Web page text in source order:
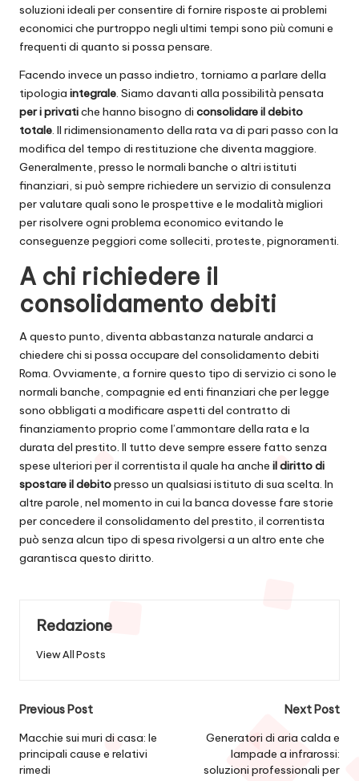
soluzioni ideali per consentire di fornire risposte ai problemi
economici che purtroppo negli ultimi tempi sono più comuni e
frequenti di quanto si possa pensare.
Facendo invece un passo indietro, torniamo a parlare della
tipologia integrale. Siamo davanti alla possibilità pensata
per i privatiche hanno bisogno di consolidare il debito
totale. Il ridimensionamento della rata va di pari passo con la
modifica del tempo di restituzione che diventa maggiore.
Generalmente, presso le normali banche o altri istituti
finanziari, si può sempre richiedere un servizio di consulenza
per valutare quali sono le prospettive e le modalità migliori
per risolvere ogni problema economico evitando le
conseguenze peggiori come solleciti, proteste, pignoramenti.
A chi richiedere il
consolidamento debiti
A questo punto, diventa abbastanza naturale andarci a
chiedere chi si possa occupare del consolidamento debiti
Roma. Ovviamente, a fornire questo tipo di servizio ci sono le
normali banche, compagnie ed enti finanziari che per legge
sono obbligati a modificare aspetti del contratto di
finanziamento proprio come l’ammontare della rata e la
durata del prestito. Il tutto deve sempre essere fatto senza
spese ulteriori per il correntista il quale ha anche il diritto di
spostare il debitopresso un qualsiasi istituto di sua scelta. In
altre parole, nel momento in cui la banca dovesse fare storie
per concedere il consolidamento del prestito, il correntista
può senza alcun tipo di spesa rivolgersi a un altro ente che
garantisca questo diritto.
Redazione
View All Posts
Post
navigation
Previous Post
Macchie sui muri di casa: le
principali cause e relativi
rimedi
Next Post
Generatori di aria calda e
lampade a infrarossi:
soluzioni professionali per